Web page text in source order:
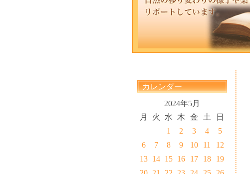
カレンダー
2024年5月
月
火 水 木 金 土 日
1 2 3 4
5
6
7 8 9 10 11
12
13 14 15 16 17 18
19